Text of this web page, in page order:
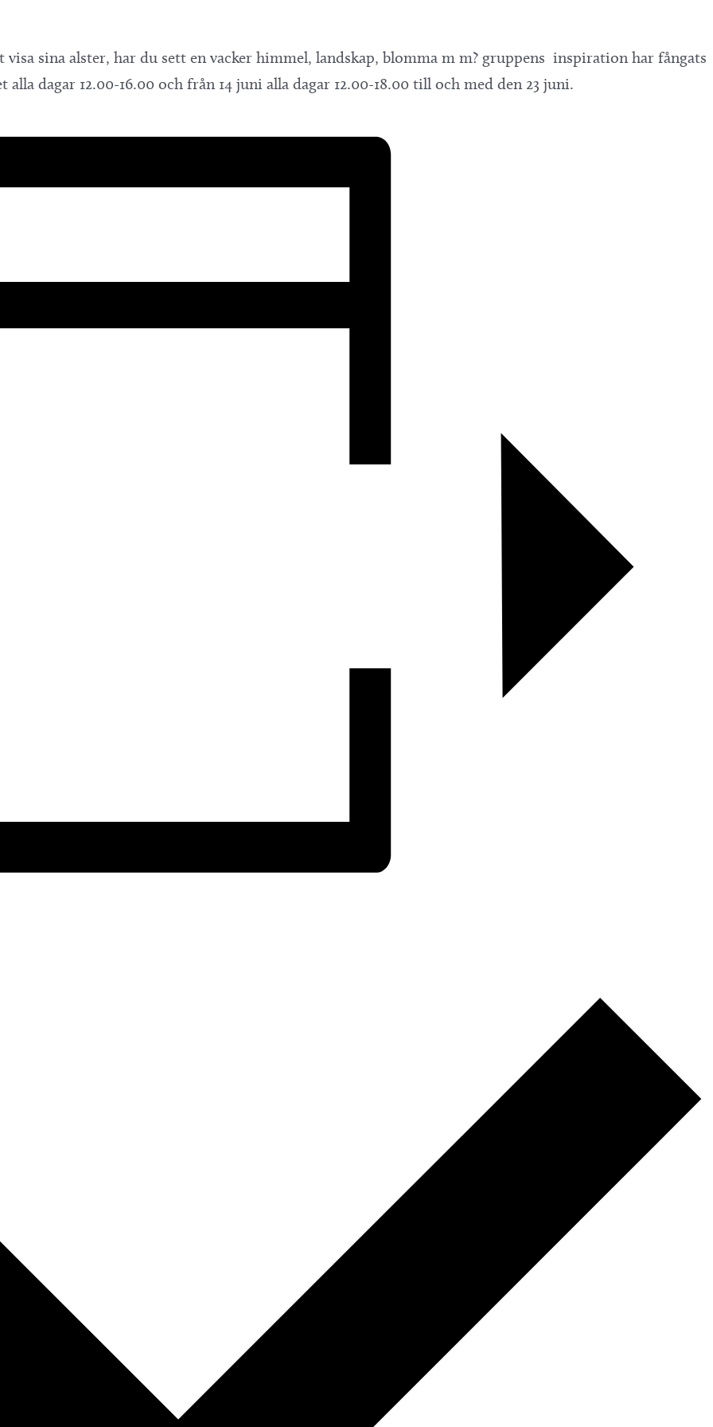
sina alster, har du sett en vacker himmel, landskap, blomma m m? gruppens inspiration har fångats
dagar 12.00-16.00 och från 14 juni alla dagar 12.00-18.00 till och med den 23 juni.